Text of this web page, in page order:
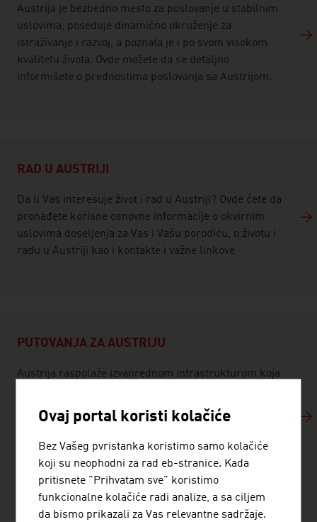
Austrija je bezbedno mesto za poslovanje u stabilnim
uslovima, poseduje dinamično okruženje za
istraživanje i razvoj, a poznata je i po svom visokom
kvalitetu života. Ovde možete da se detaljno
informišete o prednostima poslovanja sa Austrijom.
RAD U AUSTRIJI
Da li Vas interesuje život i rad u Austriji? Ovde ćete da
pronađete korisne osnovne informacije o okvirnim
uslovima doseljenja za Vas i Vašu porodicu, o životu i
radu u Austriji kao i kontakte i važne linkove
PUTOVANJA ZA AUSTRIJU
Austrija raspolaže izvanrednom infrastrukturom koja
ljudi tako i turista. Informišite se o Austriji kao
destinaciji za putovanje, bezbrojnim mogućnostima za
kreiranje slobodnog vremena, predivnoj prirodi,
svetski poznatoj kulturi i profitirajte od saveta za
putovanja koja vam pružaju stručnjaci.
Ovaj portal koristi kolačiće
Bez Vašeg pvristanka koristimo samo kolačiće
koji su neophodni za rad eb-stranice. Kada
pritisnete "Prihvatam sve" koristimo
funkcionalne kolačiće radi analize, a sa ciljem
da bismo prikazali za Vas relevantne sadržaje.